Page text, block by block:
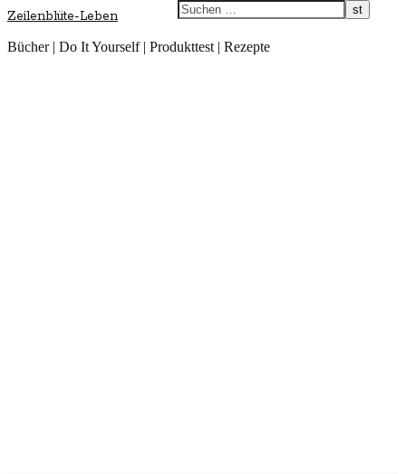
Zeilenblüte-Leben
Bücher | Do It Yourself | Produkttest | Rezepte